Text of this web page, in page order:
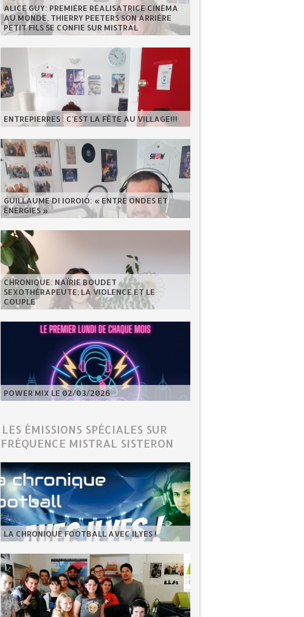
ALICE GUY: PREMIÈRE RÉALISATRICE CINÉMA
AU MONDE, THIERRY PEETERS SON ARRIÈRE
PETIT FILS SE CONFIE SUR MISTRAL
ENTREPIERRES : C'EST LA FÊTE AU VILLAGE!!!
GUILLAUME DI IOROIO: « ENTRE ONDES ET
ÉNERGIES »
CHRONIQUE: NAÏRIE BOUDET
SEXOTHÉRAPEUTE; LA VIOLENCE ET LE
COUPLE
POWER MIX LE 02/03/2026
LES ÉMISSIONS SPÉCIALES SUR
FRÉQUENCE MISTRAL SISTERON
LA CHRONIQUE FOOTBALL AVEC ILYES !